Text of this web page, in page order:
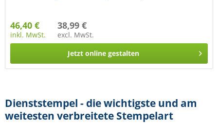
46,40 €
inkl. MwSt.
38,99 €
excl. MwSt.
Jetzt online gestalten
Dienststempel - die wichtigste und am
weitesten verbreitete Stempelart